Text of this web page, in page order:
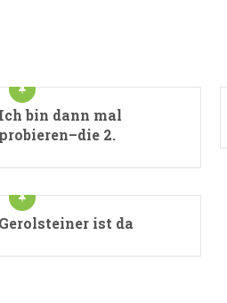
Ich bin dann mal
probieren–die 2.
Gerolsteiner ist da